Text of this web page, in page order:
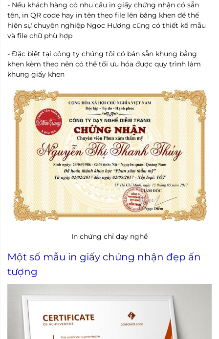
- Nếu khách hàng có nhu cầu in giấy chứng nhận có sẵn
tên, in QR code hay in tên theo file lên bằng khen để thể
hiện sự chuyên nghiệp Ngọc Hương cũng có thiết kế mẫu
và file chữ phù hợp
- Đặc biệt tại công ty chúng tôi có bán sẵn khung bằng
khen kèm theo nên có thể tối ưu hóa được quy trình làm
khung giấy khen
In chứng chỉ dạy nghề
Một số mẫu in giấy chứng nhận đẹp ấn
tượng